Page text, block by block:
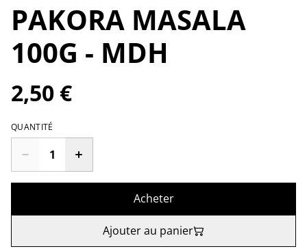
PAKORA MASALA
100G - MDH
2,50 €
QUANTITÉ
Acheter
Ajouter au panier